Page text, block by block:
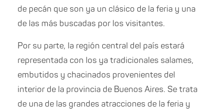
de pecán que son ya un clásico de la feria y una
de las más buscadas por los visitantes.
Por su parte, la región central del país estará
representada con los ya tradicionales salames,
embutidos y chacinados provenientes del
interior de la provincia de Buenos Aires. Se trata
de una de las grandes atracciones de la feria y